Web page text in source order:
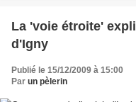
La 'voie étroite'
d'Igny
Publié le 15/12/2009 à 15:00
Par un pèlerin